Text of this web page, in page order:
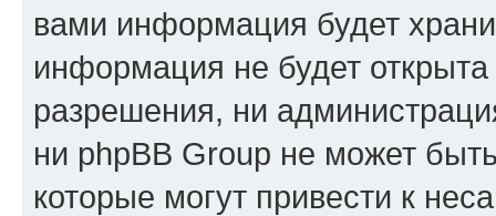
вами информация будет
информация не будет
разрешения, ни
ни phpBB Group не может
которые могут привести к